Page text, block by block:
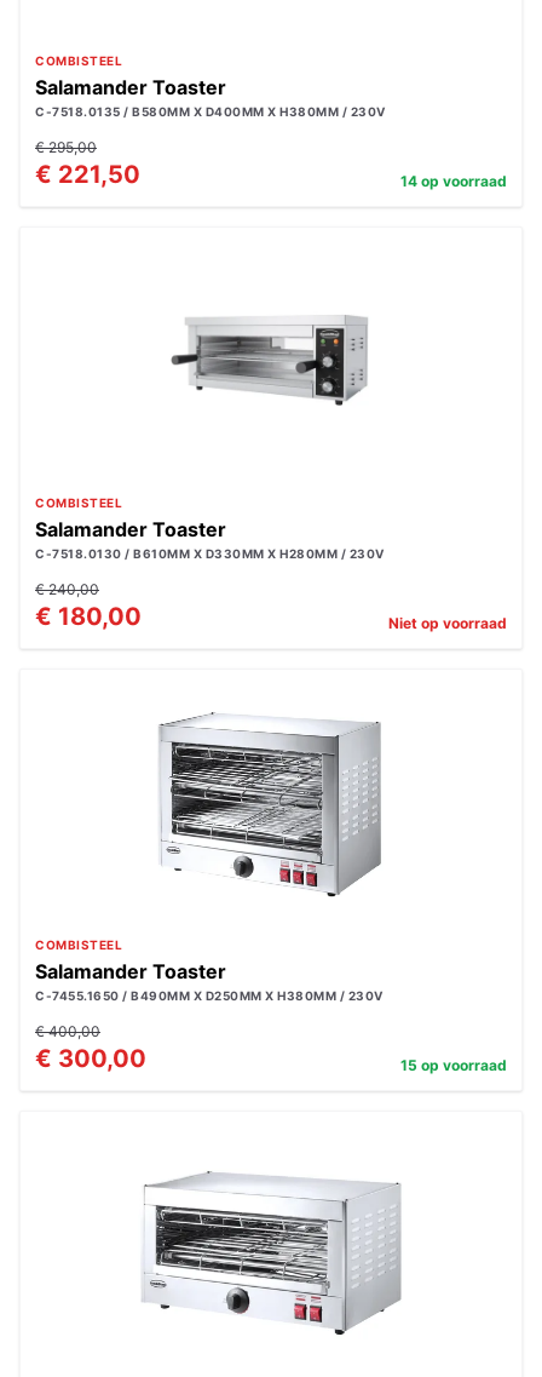
COMBISTEEL
Salamander Toaster
C-7518.0135 / B580MM X D400MM X H380MM / 230V
€ 295,00
€ 221,50 14 op voorraad
COMBISTEEL
Salamander Toaster
C-7518.0130 / B610MM X D330MM X H280MM / 230V
€ 240,00
€ 180,00 Niet op voorraad
COMBISTEEL
Salamander Toaster
C-7455.1650 / B490MM X D250MM X H380MM / 230V
€ 400,00
€ 300,00 15 op voorraad